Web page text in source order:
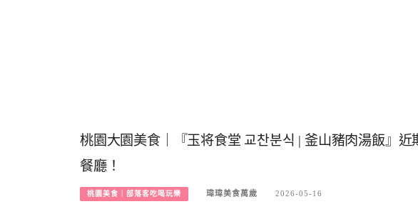
桃園大園美食｜『玉将食堂 교찬분식 | 釜山豬肉湯飯』
餐廳！
桃園美食｜部落客吃喝玩樂 瑋瑋美食萬歲 2026-05-16